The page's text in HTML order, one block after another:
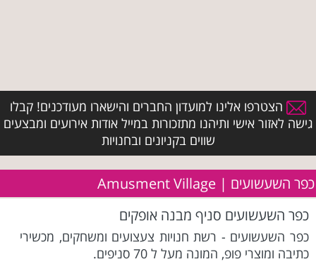
הצטרפו אלינו למועדון החברים והישארו מעודכנים! קבלו
גישה לאזור אישי ותיהנו מתזכורות במייל אודות אירועים ומבצעים
שווים בקניונים ובחנויות
כפר השעשועים | Amusment Village
כפר השעשועים סניף מבנה אופקים
כפר השעשועים - רשת חנויות צעצועים ומשחקים, מכשירי
כתיבה ומוצרי פופ, המונה מעל ל 70 סניפים.